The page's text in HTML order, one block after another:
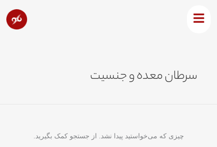
سرطان معده و جنسیت
چیزی که می‌خواستید پیدا نشد. از جستجو کمک بگیرید.